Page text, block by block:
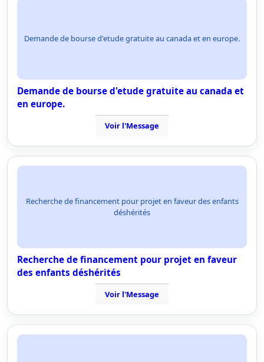
Demande de bourse d'etude gratuite au canada et en europe.
Demande de bourse d'etude gratuite au canada et
en europe.
Voir l'Message
Recherche de financement pour projet en faveur des enfants
déshérités
Recherche de financement pour projet en faveur
des enfants déshérités
Voir l'Message